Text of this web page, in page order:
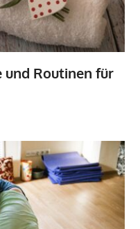
Routinen für